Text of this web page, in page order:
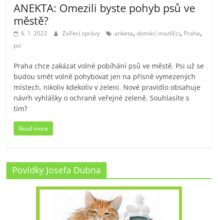
ANEKTA: Omezili byste pohyb psů ve
městě?
6. 1. 2022 Zvířecí zprávy anketa,domácí mazlíčci, Praha,
psi
Praha chce zakázat volné pobíhání psů ve městě. Psi už se
budou smět volně pohybovat jen na přísně vymezených
místech, nikoliv kdekoliv v zeleni. Nové pravidlo obsahuje
návrh vyhlášky o ochraně veřejné zeleně. Souhlasíte s
tím?
Read more
Povídky Josefa Dubna